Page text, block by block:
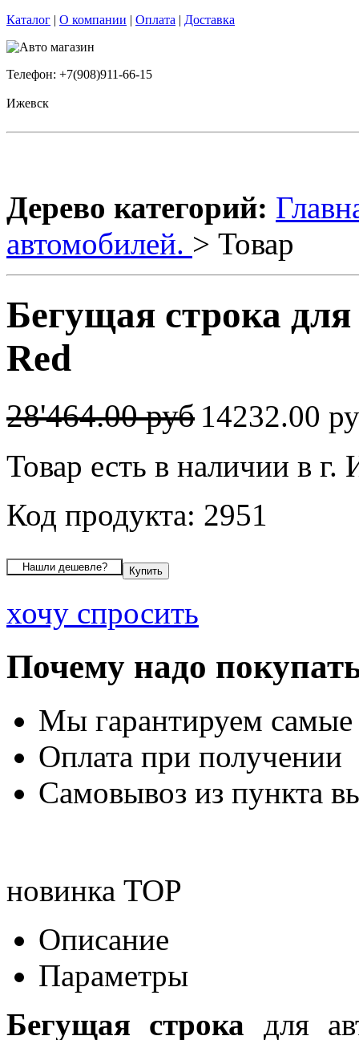
Каталог | О компании | Оплата | Доставка
Телефон: +7(908)911-66-15
Ижевск
Дерево категорий:
автомобилей. > Товар
Бегущая строка
Red
28'464.00 руб 14232.00
Товар есть в наличии в г.
Код продукта: 2951
хочу спросить
Почему надо
Мы гарантируем
Оплата при получении
Самовывоз из пункта
новинка TOP
Описание
Параметры
Бегущая строка для